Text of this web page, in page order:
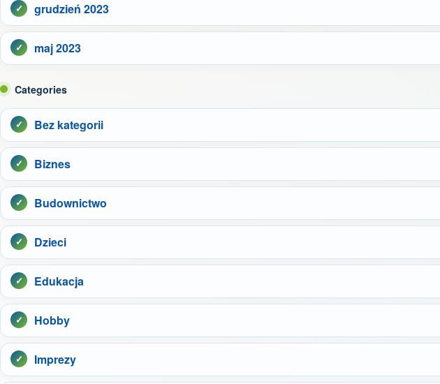
grudzień 2023
maj 2023
Categories
Bez kategorii
Biznes
Budownictwo
Dzieci
Edukacja
Hobby
Imprezy